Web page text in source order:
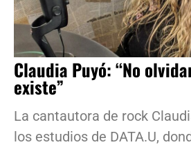
Claudia Puyó: “No
existe”
La cantautora de rock
los estudios de DATA.U,